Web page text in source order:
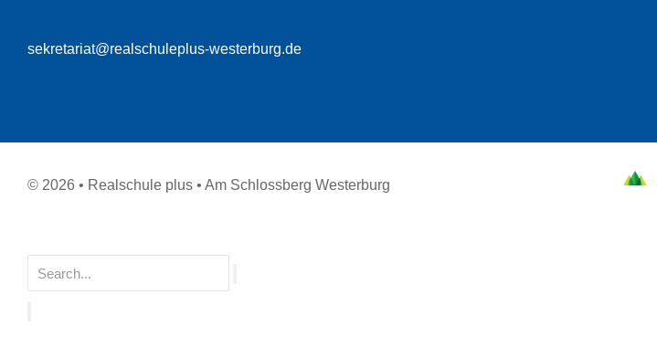
sekretariat@realschuleplus-westerburg.de
© 2026 • Realschule plus • Am Schlossberg Westerburg